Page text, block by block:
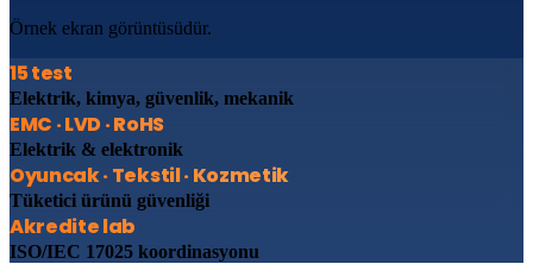
Örnek ekran görüntüsüdür.
15 test
Elektrik, kimya, güvenlik, mekanik
EMC · LVD · RoHS
Elektrik & elektronik
Oyuncak · Tekstil · Kozmetik
Tüketici ürünü güvenliği
Akredite lab
ISO/IEC 17025 koordinasyonu